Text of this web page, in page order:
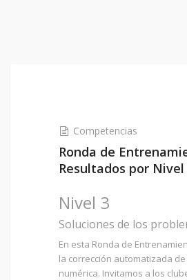
Competencias
Ronda de
Resultados por Nivel
Nivel 3
Soluciones de los
En esta Ronda de
la corrección automatizada
numérica. Invitamos a los